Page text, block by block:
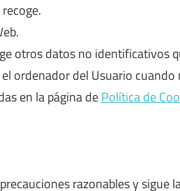
otros datos no identificativos
ordenador del Usuario cuando
en la página dePolítica de
razonables y sigue